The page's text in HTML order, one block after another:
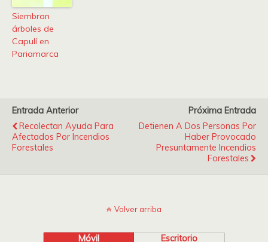
Siembran
árboles de
Capulí en
Pariamarca
Entrada Anterior
Recolectan Ayuda Para
Afectados Por Incendios
Forestales
Próxima Entrada
Detienen A Dos Personas Por
Haber Provocado
Presuntamente Incendios
Forestales
Volver arriba
Móvil Escritorio